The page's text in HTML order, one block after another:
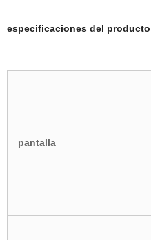
especificaciones del producto
pantalla